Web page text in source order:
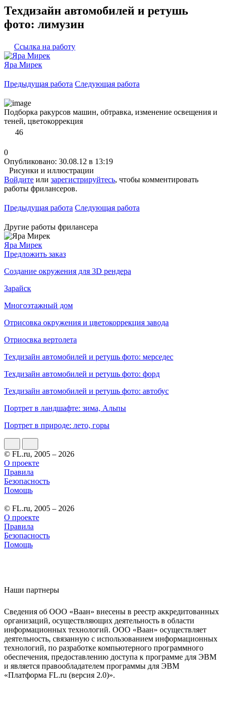
Техдизайн автомобилей и ретушь
фото: лимузин
Ссылка на работу
Яра Мирек
Предыдущая работа Следующая работа
Подборка ракурсов машин, обтравка, изменение освещения и
теней, цветокоррекция
46
0
Опубликовано: 30.08.12 в 13:19
Рисунки и иллюстрации
Войдите или зарегистрируйтесь, чтобы комментировать
работы фрилансеров.
Предыдущая работа Следующая работа
Другие работы фрилансера
Яра Мирек
Предложить заказ
Создание окружения для 3D рендера
Зарайск
Многоэтажный дом
Отрисовка окружения и цветокоррекция завода
Отриосвка вертолета
Техдизайн автомобилей и ретушь фото: мерседес
Техдизайн автомобилей и ретушь фото: форд
Техдизайн автомобилей и ретушь фото: автобус
Портрет в ландшафте: зима, Альпы
Портрет в природе: лето, горы
© FL.ru, 2005 – 2026
О проекте
Правила
Безопасность
Помощь
© FL.ru, 2005 – 2026
О проекте
Правила
Безопасность
Помощь
Наши партнеры
Сведения об ООО «Ваан» внесены в реестр аккредитованных
организаций, осуществляющих деятельность в области
информационных технологий. ООО «Ваан» осуществляет
деятельность, связанную с использованием информационных
технологий, по разработке компьютерного программного
обеспечения, предоставлению доступа к программе для ЭВМ
и является правообладателем программы для ЭВМ
«Платформа FL.ru (версия 2.0)».